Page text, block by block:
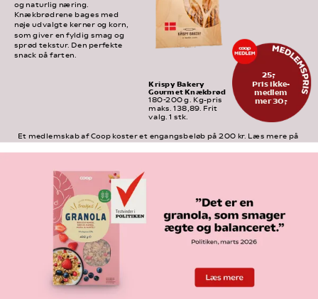
25,-
Pris ikke-
medlem
mer 30,-
Krispy Bakery
Gourmet Knækbrød
180-200 g. Kg-pris
maks. 138,89. Frit
valg. 1 stk.
og naturlig næring.
Knækbrødrene bages med
nøje udvalgte kerner og korn,
som giver en fyldig smag og
sprød tekstur. Den perfekte
snack på farten.
Et medlemskab af Coop koster et engangsbeløb på 200 kr. Læs mere på